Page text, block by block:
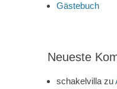
Gästebuch
Neueste
schakelvilla zu